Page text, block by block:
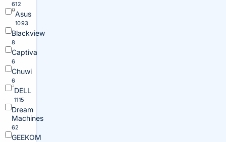
612
Asus
1093
Blackview
8
Captiva
6
Chuwi
6
DELL
1115
Dream
Machines
62
GEEKOM